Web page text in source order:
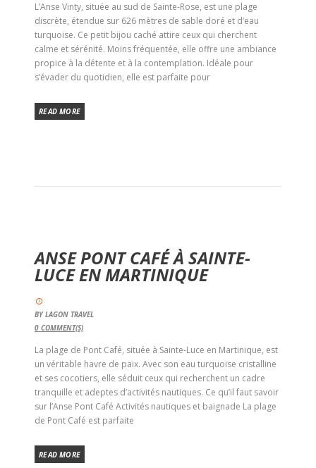
L’Anse Vinty, située au sud de Sainte-Rose, est une plage
discrète, étendue sur 626 mètres de sable doré et d’eau
turquoise. Ce petit bijou caché attire ceux qui cherchent
calme et sérénité. Moins fréquentée, elle offre une ambiance
propice à la détente et à la contemplation. Idéale pour
s’évader du quotidien, elle est parfaite pour
READ MORE
ANSE PONT CAFÉ À SAINTE-
LUCE EN MARTINIQUE
BYLAGON TRAVEL
0 COMMENT(S)
La plage de Pont Café, située à Sainte-Luce en Martinique, est
un véritable havre de paix. Avec son eau turquoise cristalline
et ses cocotiers, elle séduit ceux qui recherchent un cadre
tranquille et adeptes d’activités nautiques. Ce qu’il faut savoir
sur l’Anse Pont Café Activités nautiques et baignade La plage
de Pont Café est parfaite
READ MORE